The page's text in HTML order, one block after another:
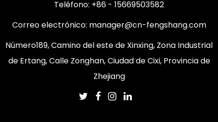
Teléfono: +86 - 15669503582
Correo electrónico: manager@cn-fengshang.com
Número189, Camino del este de Xinxing, Zona Industrial
de Ertang, Calle Zonghan, Ciudad de Cixi, Provincia de
Zhejiang